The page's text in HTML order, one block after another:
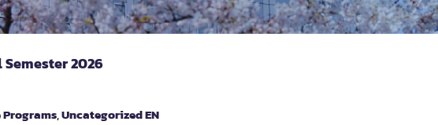
2026
Programs,Uncategorized EN